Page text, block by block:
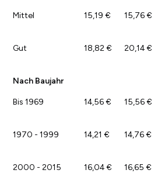
Mittel 15,19 € 15,76 €
Gut 18,82 € 20,14 €
Nach Baujahr
Bis 1969 14,56 € 15,56 €
1970 - 1999 14,21 € 14,76 €
2000 - 2015 16,04 € 16,65 €